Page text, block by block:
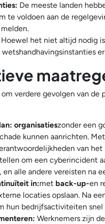
De meeste landen
te voldoen aan de
Hoewel het niet altijd nodig
verdere gevolgen van
organisatieszonder een
kunnen aanrichten.
van
om een cyberincident
alle andere vereisten na
in:met back-up-en
locaties opslaan. Na
hun bedrijfsactiviteiten
Werknemers zijn